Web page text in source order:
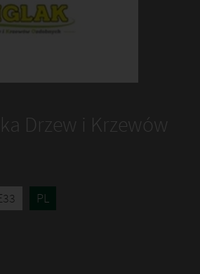
Drzew i Krzewów
PL